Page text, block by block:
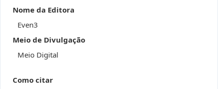
Nome da Editora
Even3
Meio de Divulgação
Meio Digital
Como citar